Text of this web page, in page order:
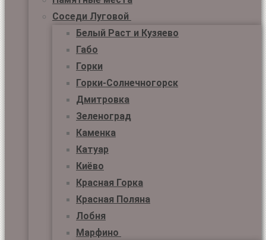
Соседи Луговой
Белый Раст и Кузяево
Габо
Горки
Горки-Солнечногорск
Дмитровка
Зеленоград
Каменка
Катуар
Киёво
Красная Горка
Красная Поляна
Лобня
Марфино